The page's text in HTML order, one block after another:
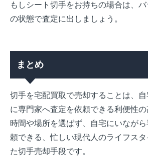
もしシート切手をお持ちの場合は、
の状態で査定に出しましょう。
まとめ
切手を宅配買取で売却することは、
に専門家へ査定を依頼できる利便性の
時間や場所を選ばず、自宅にいなが
頼できる、忙しい現代人のライフス
た切手売却手段です。